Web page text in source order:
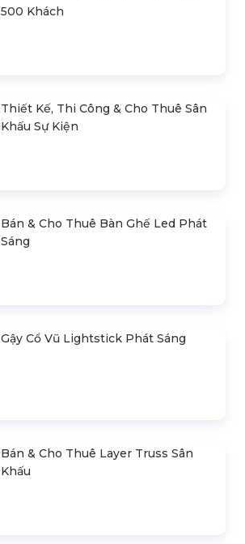
500 Khách
Thiết Kế, Thi Công & Cho Thuê Sân
Khấu Sự Kiện
Bán & Cho Thuê Bàn Ghế Led Phát
Sáng
Gậy Cổ Vũ Lightstick Phát Sáng
Bán & Cho Thuê Layer Truss Sân
Khấu